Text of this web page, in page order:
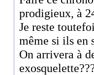
prodigieux, à
Je reste
même si ils en
On arrivera à